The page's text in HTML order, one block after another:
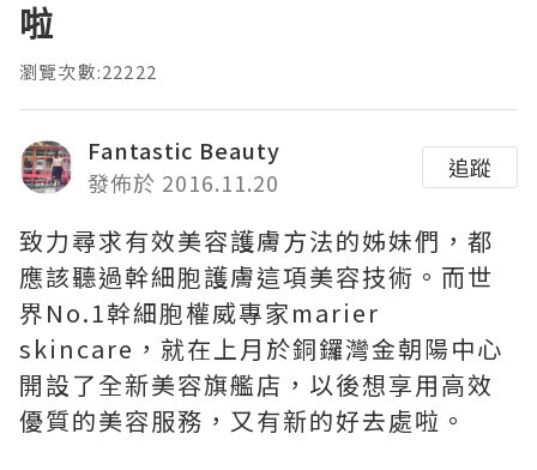
啦
瀏覽次數:22222
Fantastic Beauty
發佈於 2016.11.20
追蹤
致力尋求有效美容護膚方法的姊妹們，都
應該聽過幹細胞護膚這項美容技術。而世
界No.1幹細胞權威專家marier
skincare，就在上月於銅鑼灣金朝陽中心
開設了全新美容旗艦店，以後想享用高效
優質的美容服務，又有新的好去處啦。